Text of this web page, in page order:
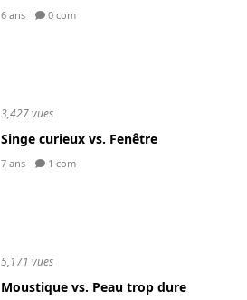
6 ans 0 com
3,427 vues
Singe curieux vs. Fenêtre
7 ans 1 com
5,171 vues
Moustique vs. Peau trop dure